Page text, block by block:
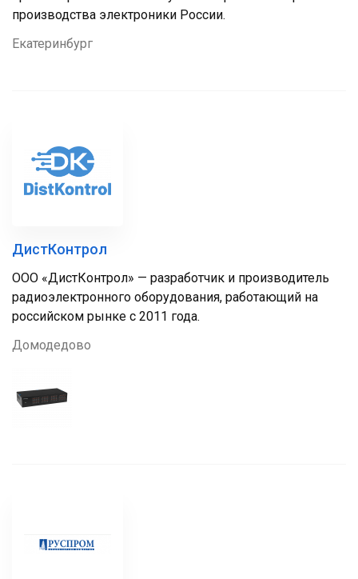
производства электроники России.
Екатеринбург
ДистКонтрол
ООО «ДистКонтрол» — разработчик и производитель
радиоэлектронного оборудования, работающий на
российском рынке с 2011 года.
Домодедово